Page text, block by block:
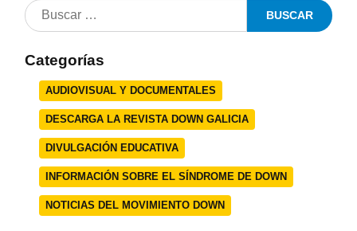
Categorías
AUDIOVISUAL Y DOCUMENTALES
DESCARGA LA REVISTA DOWN GALICIA
DIVULGACIÓN EDUCATIVA
INFORMACIÓN SOBRE EL SÍNDROME DE DOWN
NOTICIAS DEL MOVIMIENTO DOWN